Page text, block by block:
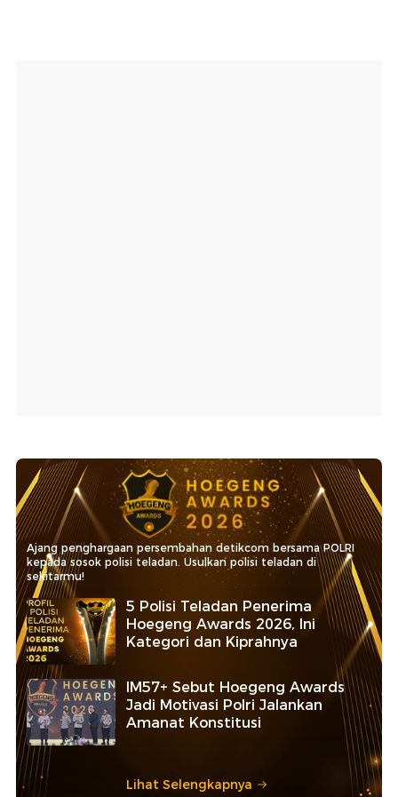
Ajang penghargaan persembahan detikcom bersama POLRI
kepada sosok polisi teladan. Usulkan polisi teladan di
sekitarmu!
5 Polisi Teladan Penerima
Hoegeng Awards 2026, Ini
Kategori dan Kiprahnya
IM57+ Sebut Hoegeng Awards
Jadi Motivasi Polri Jalankan
Amanat Konstitusi
Lihat Selengkapnya